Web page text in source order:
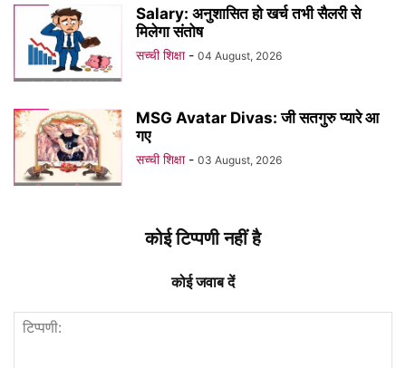
Salary: अनुशासित हो खर्च तभी सैलरी से
मिलेगा संतोष
सच्ची शिक्षा - 04 August, 2026
MSG Avatar Divas: जी सतगुरु प्यारे आ
गए
सच्ची शिक्षा - 03 August, 2026
कोई टिप्पणी नहीं है
कोई जवाब दें